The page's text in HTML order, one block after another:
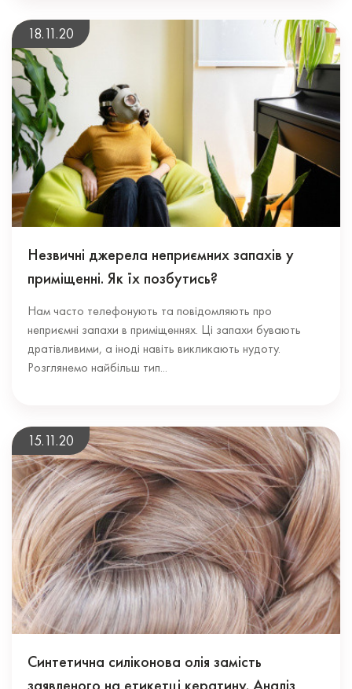
18.11.20
Незвичні джерела неприємних запахів у
приміщенні. Як їх позбутись?
Нам часто телефонують та повідомляють про
неприємні запахи в приміщеннях. Ці запахи бувають
дратівливими, а іноді навіть викликають нудоту.
Розглянемо найбільш тип...
15.11.20
Синтетична силіконова олія замість